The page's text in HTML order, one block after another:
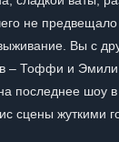
не
Вы с
– Тоффи и Эмили.
последнее шоу
сцены жуткими